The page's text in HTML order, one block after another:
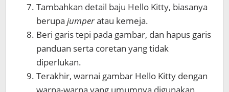
Tambahkan detail baju Hello Kitty, biasanya
berupa jumperatau kemeja.
Beri garis tepi pada gambar, dan hapus garis
panduan serta coretan yang tidak
diperlukan.
Terakhir, warnai gambar Hello Kitty dengan